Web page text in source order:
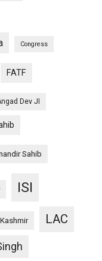
Congress
FATF
Dev JI
Sahib
ISI
Kashmir LAC